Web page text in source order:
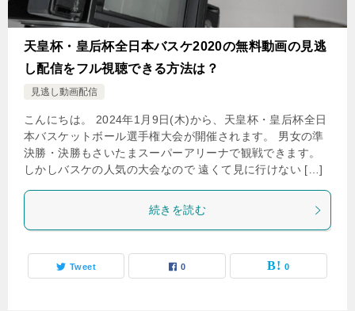
天皇杯・皇后杯全日本バスケ2020の無料動画の見逃
し配信をフル視聴できる方法は？
見逃し動画配信
こんにちは。 2024年1月9日(木)から、天皇杯・皇后杯全日
本バスケットボール選手権大会が開催されます。 男女の準
決勝・決勝もさいたまスーパーアリーナで観戦できます。
しかしバスケの人気の大会なので 遠くて見に行けない […]
続きを読む
Tweet 0 0